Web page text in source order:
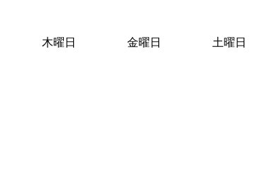
木曜日 金曜日 土曜日